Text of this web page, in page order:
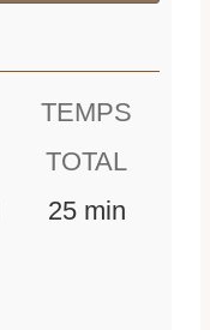
TEMPS
TOTAL
25mmin